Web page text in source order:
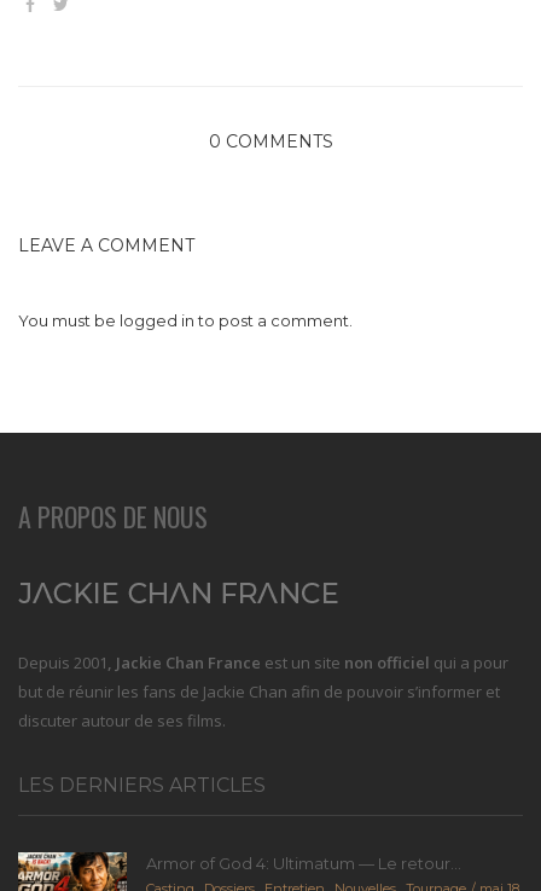
0 COMMENTS
LEAVE A COMMENT
You must be logged into post a comment.
A PROPOS DE NOUS
Depuis 2001 , Jackie Chan France est un site non officiel qui a pour
but de réunir les fans de Jackie Chan afin de pouvoir s’informer et
discuter autour de ses films.
LES DERNIERS ARTICLES
Armor of God 4: Ultimatum — Le retour...